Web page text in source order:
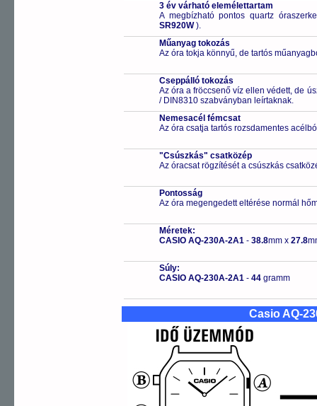
3 év várható elemélettartam
A megbízható pontos quartz
SR920W).
Műanyag tokozás
Az óra tokja könnyű, de tartós
Cseppálló tokozás
Az óra a fröccsenő víz ellen védett, de
/ DIN8310 szabványban leírtaknak.
Nemesacél fémcsat
Az óra csatja tartós rozsdamentes
"Csúszkás" csatközép
Az óracsat rögzítését a csúszkás
Pontosság
Az óra megengedett eltérése normál
Méretek:
CASIO AQ-230A-2A1 - 38.8mm x 27.8
Súly:
CASIO AQ-230A-2A1 - 44 gramm
Casio AQ-